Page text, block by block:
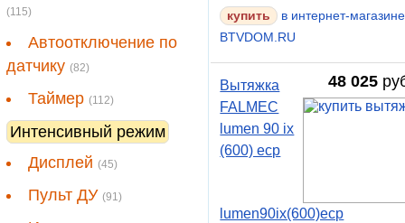
(115)
Автоотключение по
датчику (82)
Таймер (112)
Интенсивный режим
Дисплей (45)
Пульт ДУ (91)
купить
в интернет-магазине
BTVDOM.RU
48 025
Вытяжка
FALMEC
lumen 90 ix
(600) ecp
lumen90ix(600)ecp